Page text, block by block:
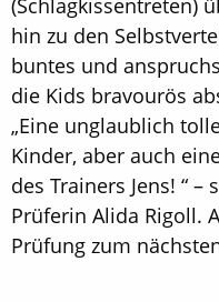
hin zu den
buntes und
die Kids bravourös
„Eine unglaublich
Kinder, aber auch
des Trainers Jens! “
Prüferin Alida Rigoll.
Prüfung zum